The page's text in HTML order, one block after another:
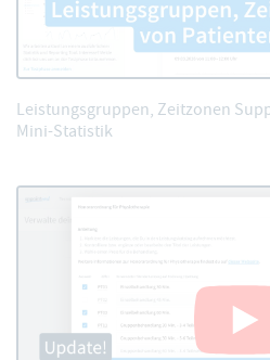
Leistungsgruppen, Zeitzonen
Mini-Statistik